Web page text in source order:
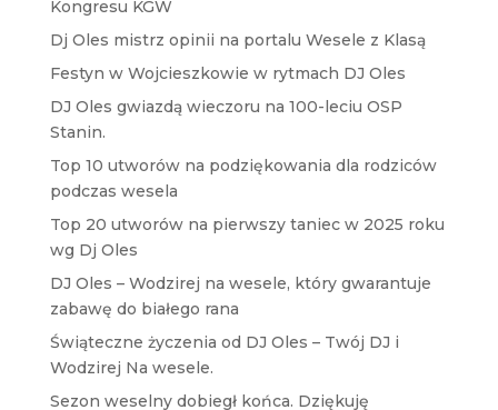
Kongresu KGW
Dj Oles mistrz opinii na portalu Wesele z Klasą
Festyn w Wojcieszkowie w rytmach DJ Oles
DJ Oles gwiazdą wieczoru na 100-leciu OSP
Stanin.
Top 10 utworów na podziękowania dla rodziców
podczas wesela
Top 20 utworów na pierwszy taniec w 2025 roku
wg Dj Oles
DJ Oles – Wodzirej na wesele, który gwarantuje
zabawę do białego rana
Świąteczne życzenia od DJ Oles – Twój DJ i
Wodzirej Na wesele.
Sezon weselny dobiegł końca. Dziękuję